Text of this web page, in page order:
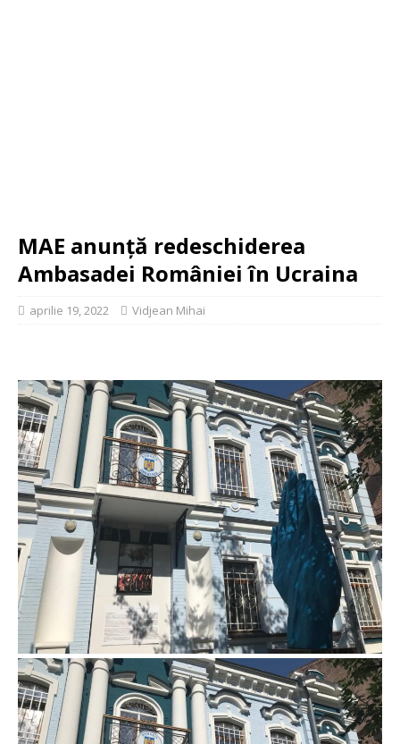
MAE anunţă redeschiderea
Ambasadei României în Ucraina
aprilie 19, 2022 Vidjean Mihai